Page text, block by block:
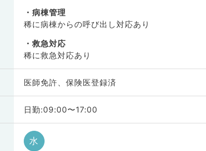
病棟管理
稀に病棟からの呼び出し対応あり
救急対応
稀に救急対応あり
医師免許、保険医登録済
日勤:09:00〜17:00
水